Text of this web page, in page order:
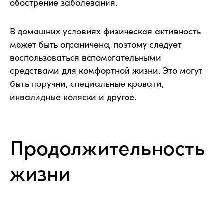
В домашних условиях физическая активность
может быть ограничена, поэтому следует
воспользоваться вспомогательными
средствами для комфортной жизни. Это могут
быть поручни, специальные кровати,
инвалидные коляски и другое.
Продолжительность
жизни